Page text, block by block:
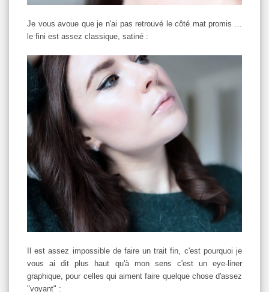
Je vous avoue que je n'ai pas retrouvé le côté mat promis ...
le fini est assez classique, satiné :
Il est assez impossible de faire un trait fin, c'est pourquoi je
vous ai dit plus haut qu'à mon sens c'est un eye-liner
graphique, pour celles qui aiment faire quelque chose d'assez
"voyant" :